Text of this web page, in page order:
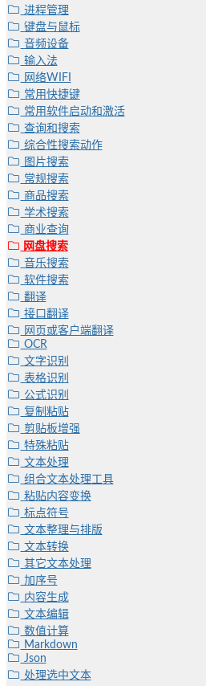
进程管理
键盘与鼠标
音频设备
输入法
网络WIFI
常用快捷键
常用软件启动和激活
查询和搜索
综合性搜索动作
图片搜索
常规搜索
商品搜索
学术搜索
商业查询
网盘搜索
音乐搜索
软件搜索
翻译
接口翻译
网页或客户端翻译
OCR
文字识别
表格识别
公式识别
复制粘贴
剪贴板增强
特殊粘贴
文本处理
组合文本处理工具
粘贴内容变换
标点符号
文本整理与排版
文本转换
其它文本处理
加序号
内容生成
文本编辑
数值计算
Markdown
Json
处理选中文本